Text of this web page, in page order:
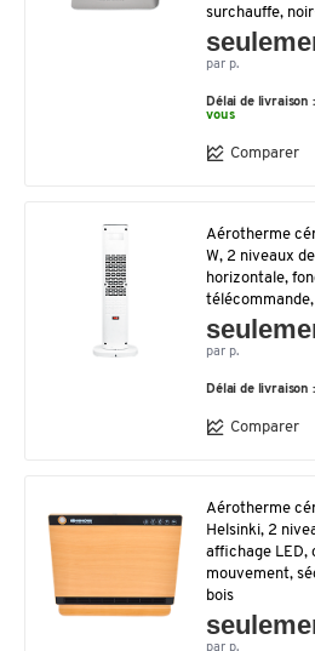
surchauffe,
par p.
Délai de livraison :
vous
Comparer
Aérotherme
W, 2 niveaux
horizontale,
par p.
Délai de livraison :
Comparer
Aérotherme
Helsinki, 2
affichage LED,
mouvement,
bois
par p.